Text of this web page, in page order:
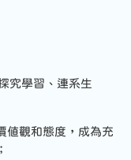
究學習、連系生
值觀和態度，成為充